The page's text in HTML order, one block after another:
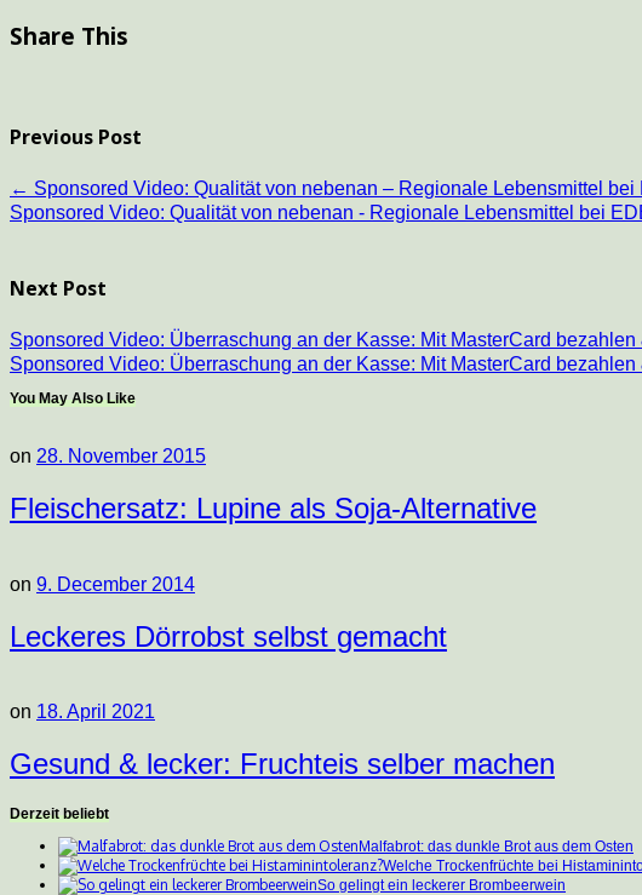
Share This
Previous Post
← Sponsored Video: Qualität von nebenan – Regionale Lebensmittel bei
Sponsored Video: Qualität von nebenan - Regionale Lebensmittel bei
Next Post
Sponsored Video: Überraschung an der Kasse: Mit MasterCard
Sponsored Video: Überraschung an der Kasse: Mit MasterCard
You May Also Like
on 28. November 2015
Fleischersatz: Lupine als Soja-Alternative
on 9. December 2014
Leckeres Dörrobst selbst gemacht
on 18. April 2021
Gesund & lecker: Fruchteis selber machen
Derzeit beliebt
Malfabrot: das dunkle Brot aus dem Osten
Welche Trockenfrüchte bei
So gelingt ein leckerer Brombeerwein